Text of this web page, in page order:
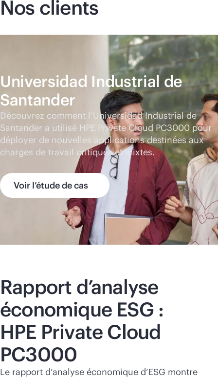
Nos clients
Universidad Industrial de
Santander
Découvrez comment l’Universidad Industrial de
Santander a utilisé HPE Private Cloud PC3000 pour
déployer de nouvelles applications destinées aux
charges de travail critiques et mixtes.
Voir l’étude de cas
Rapport d’analyse
économique ESG :
HPE Private Cloud
PC3000
Le rapport d’analyse économique d’ESG montre